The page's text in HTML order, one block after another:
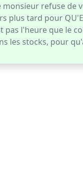
refuse de
plus tard pour
pas l'heure que le
les stocks, pour